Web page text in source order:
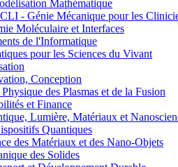
Mathématique
- Génie Mécanique pour les
Moléculaire et Interfaces
de l'Informatique
pour les Sciences du Vivant
Conception
des Plasmas et de la Fusion
et Finance
Lumière, Matériaux et
Quantiques
des Matériaux et des Nano-Objets
des Solides